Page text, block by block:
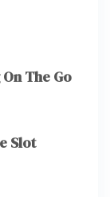
The Go
Slot